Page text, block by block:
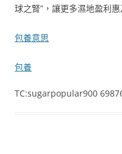
球之腎”，讓更多濕地盈利
包養意思
包養
TC:sugarpopular900